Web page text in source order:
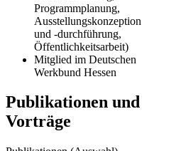
Programmplanung,
Ausstellungskonzeption
und -durchführung,
Öffentlichkeitsarbeit)
Mitglied im Deutschen
Werkbund Hessen
Publikationen und
Vorträge